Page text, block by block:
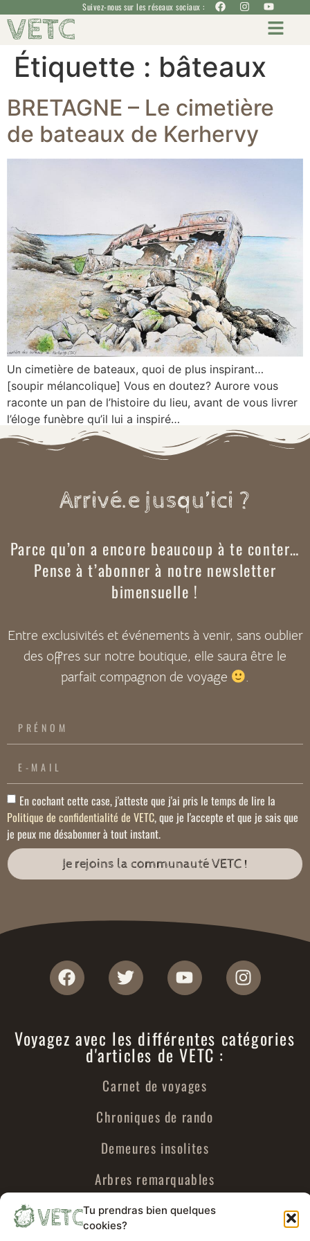
Tu prendras bien quelques
cookies?
Suivez-nous sur les réseaux sociaux :
VETC
Étiquette : bâteaux
BRETAGNE – Le cimetière
de bateaux de Kerhervy
Un cimetière de bateaux, quoi de plus inspirant…
[soupir mélancolique] Vous en doutez? Aurore vous
raconte un pan de l’histoire du lieu, avant de vous livrer
l’éloge funèbre qu’il lui a inspiré…
Arrivé.e jusqu’ici ?
Parce qu’on a encore beaucoup à te conter…
Pense à t’abonner à notre newsletter
bimensuelle !
Entre exclusivités et événements à venir, sans oublier
des offres sur notre boutique, elle saura être le
parfait compagnon de voyage
.
En cochant cette case, j'atteste que j'ai pris le temps de lire la
Politique de confidentialité de VETC, que je l'accepte et que je sais que
je peux me désabonner à tout instant.
Je rejoins la communauté VETC !
Voyagez avec les différentes catégories
d'articles de VETC :
Carnet de voyages
Chroniques de rando
Demeures insolites
Arbres remarquables
Urbex